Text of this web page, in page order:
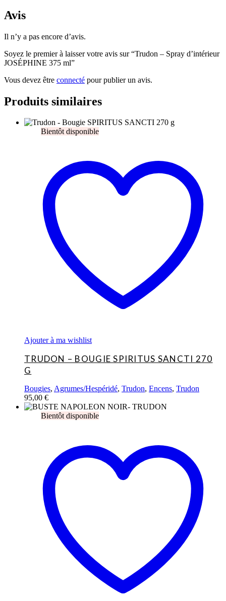
Avis
Il n’y a pas encore d’avis.
Soyez le premier à laisser votre avis sur “Trudon – Spray d’intérieur
JOSÉPHINE 375 ml”
Vous devez être connecté pour publier un avis.
Produits similaires
Ajouter à ma wishlist
TRUDON – BOUGIE SPIRITUS SANCTI 270
G
Bougies, Agrumes/Hespéridé, Trudon, Encens, Trudon
95,00 €